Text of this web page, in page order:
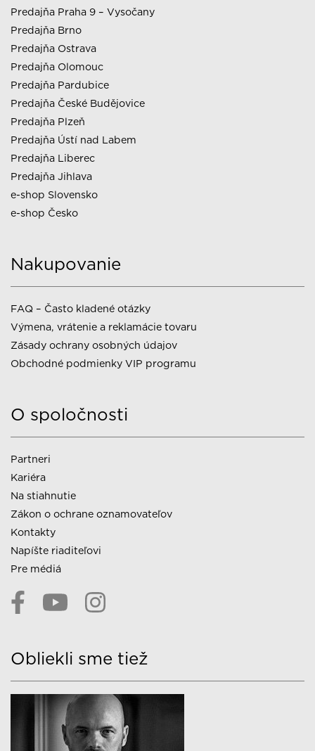
Predajňa Praha 9 – Vysočany
Predajňa Brno
Predajňa Ostrava
Predajňa Olomouc
Predajňa Pardubice
Predajňa České Budějovice
Predajňa Plzeň
Predajňa Ústí nad Labem
Predajňa Liberec
Predajňa Jihlava
e-shop Slovensko
e-shop Česko
Nakupovanie
FAQ – Často kladené otázky
Výmena, vrátenie a reklamácie tovaru
Zásady ochrany osobných údajov
Obchodné podmienky VIP programu
O spoločnosti
Partneri
Kariéra
Na stiahnutie
Zákon o ochrane oznamovateľov
Kontakty
Napíšte riaditeľovi
Pre médiá
Obliekli sme tiež